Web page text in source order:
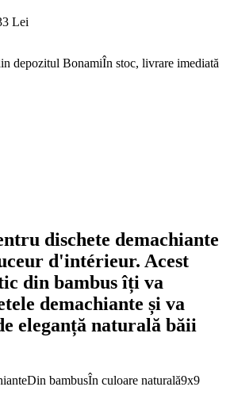
Lei
depozitul BonamiÎn stoc, livrare imediată
dischete demachiante
d'intérieur. Acest
din bambus îți va
demachiante și va
eleganță naturală băii
Din bambusÎn culoare naturală9x9